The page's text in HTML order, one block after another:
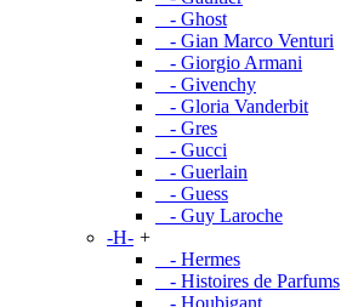
- Ghost
- Gian Marco Venturi
- Giorgio Armani
- Givenchy
- Gloria Vanderbit
- Gres
- Gucci
- Guerlain
- Guess
- Guy Laroche
-H- +
- Hermes
- Histoires de Parfums
- Houbigant